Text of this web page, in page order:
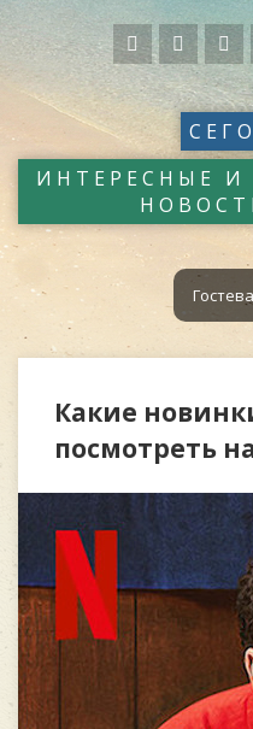
ИНТЕРЕСНЫЕ И
Какие
посмотреть